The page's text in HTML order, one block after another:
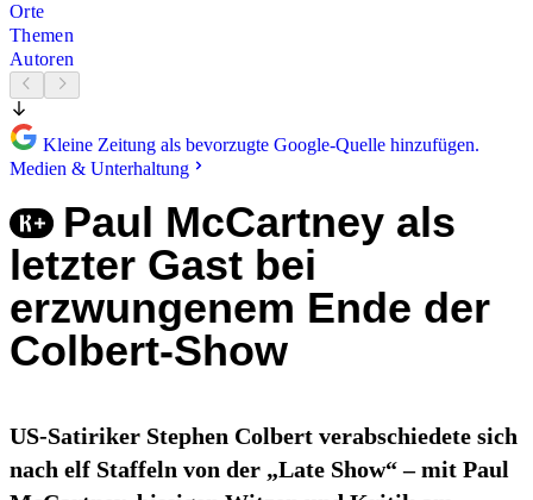
Orte
Themen
Autoren
Kleine Zeitung als bevorzugte Google-Quelle hinzufügen.
Medien & Unterhaltung
Paul McCartney als
letzter Gast bei
erzwungenem Ende der
Colbert-Show
US-Satiriker Stephen Colbert verabschiedete sich
nach elf Staffeln von der „Late Show“ – mit Paul